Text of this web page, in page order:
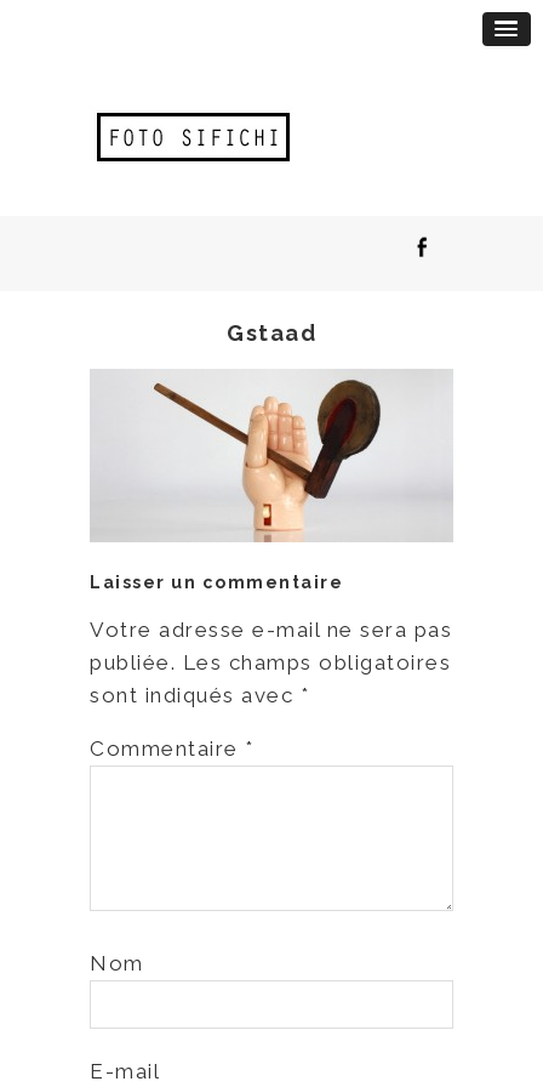
Gstaad
Laisser un commentaire
Votre adresse e-mail ne sera pas
publiée. Les champs obligatoires
sont indiqués avec *
Commentaire *
Nom
E-mail